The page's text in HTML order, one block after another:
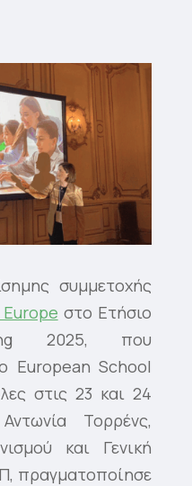
συμμετοχής
στο Ετήσιο
2025, που
European School
στις 23 και 24
Τορρένς,
και Γενική
πραγματοποίησε